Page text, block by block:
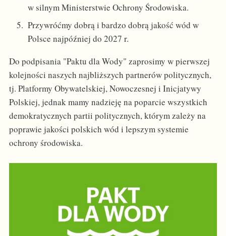
w silnym Ministerstwie Ochrony Środowiska.
Przywróćmy dobrą i bardzo dobrą jakość wód w
Polsce najpóźniej do 2027 r.
Do podpisania "Paktu dla Wody" zaprosimy w pierwszej
kolejności naszych najbliższych partnerów politycznych,
tj. Platformy Obywatelskiej, Nowoczesnej i Inicjatywy
Polskiej, jednak mamy nadzieję na poparcie wszystkich
demokratycznych partii politycznych, którym zależy na
poprawie jakości polskich wód i lepszym systemie
ochrony środowiska.